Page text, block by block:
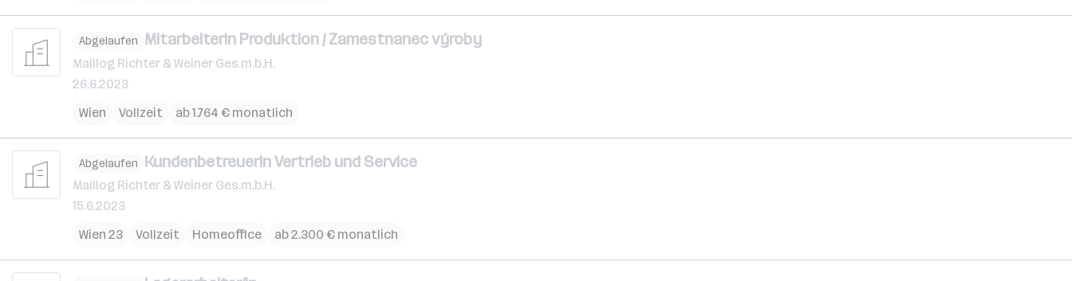
Abgelaufen MitarbeiterIn Produktion / Zamestnanec výroby
Maillog Richter & Weiner Ges.m.b.H.
26.6.2023
Wien
Vollzeit ab 1.764 € monatlich
Abgelaufen KundenbetreuerIn Vertrieb und Service
Maillog Richter & Weiner Ges.m.b.H.
15.6.2023
Wien 23
Vollzeit Homeoffice ab 2.300 € monatlich